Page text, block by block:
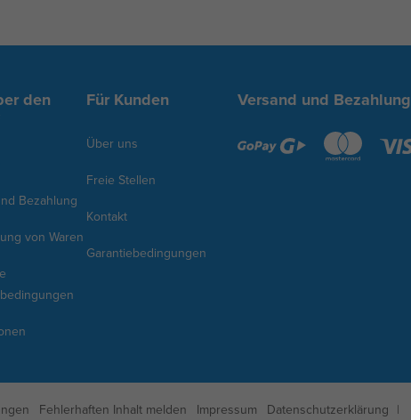
den
Bezahlung
von Waren
Für Kunden
Über uns
Freie Stellen
Kontakt
Garantiebedingungen
Versand und Bezahlung
Fehlerhaften Inhalt melden Impressum Datenschutzerklärung